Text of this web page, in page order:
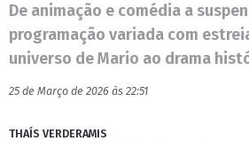
De animação e comédia a
programação variada com
universo de Mario ao drama
25 de Março de 2026 às 22:51
THAÍS VERDERAMIS